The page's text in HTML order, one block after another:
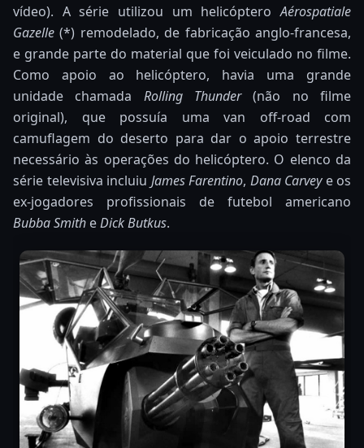
vídeo). A série utilizou um helicópteroAérospatiale
Gazelle (*) remodelado, de fabricação anglo-francesa,
e grande parte do material que foi veiculado no filme.
Como apoio ao helicóptero, havia uma grande
unidade chamada Rolling Thunder(não no filme
original), que possuía uma van off-road com
camuflagem do deserto para dar o apoio terrestre
necessário às operações do helicóptero. O elenco da
série televisiva incluiu James Farentino, Dana Carveye os
ex-jogadores profissionais de futebol americano
Bubba Smith eDick Butkus.